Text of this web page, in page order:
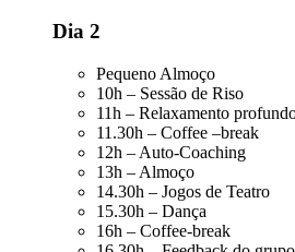
Dia 2
Pequeno Almoço
10h – Sessão de Riso
11h – Relaxamento
11.30h – Coffee –break
12h – Auto-Coaching
13h – Almoço
14.30h – Jogos de Teatro
15.30h – Dança
16h – Coffee-break